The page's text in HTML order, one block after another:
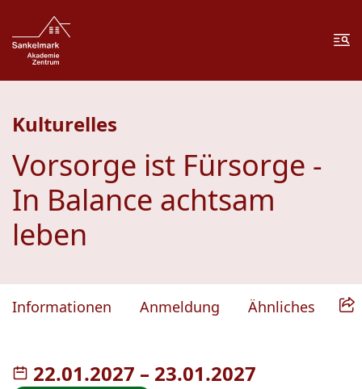
Zum Inhalt springen
Zur Fußzeile springen
Kulturelles
Vorsorge ist Fürsorge -
In Balance achtsam
leben
Informationen Anmeldung Ähnliches
22.01.2027 – bis
23.01.2027